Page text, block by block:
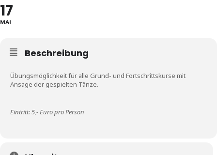
17
MAI
Beschreibung
Übungsmöglichkeit für alle Grund- und Fortschrittskurse mit
Ansage der gespielten Tänze.
Eintritt: 5,- Euro pro Person